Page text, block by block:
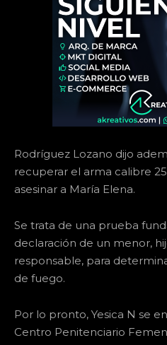
Rodríguez Lozano dijo
recuperar el arma calibre
asesinar a María Elena.
Se trata de una prueba
declaración de un menor,
responsable, para
de fuego.
Por lo pronto, Yesica N se
Centro Penitenciario